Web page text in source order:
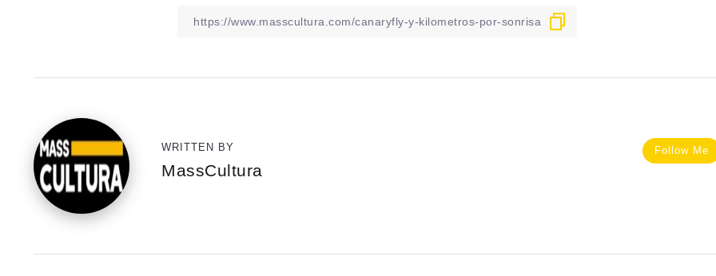
Follow Me
WRITTEN BY
MassCultura